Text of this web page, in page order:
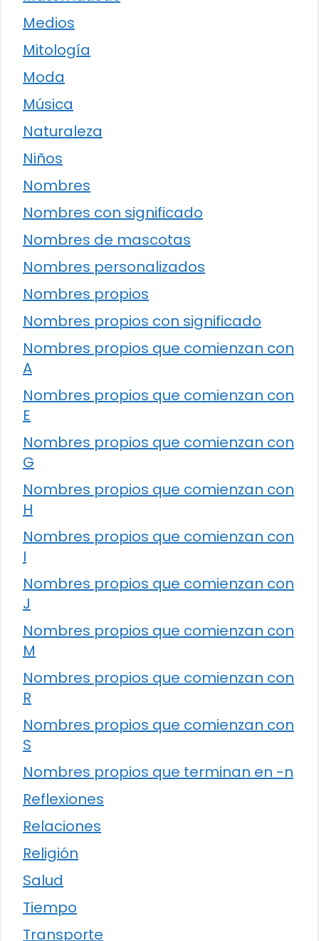
Medios
Mitología
Moda
Música
Naturaleza
Niños
Nombres
Nombres con significado
Nombres de mascotas
Nombres personalizados
Nombres propios
Nombres propios con significado
Nombres propios que comienzan con
A
Nombres propios que comienzan con
E
Nombres propios que comienzan con
G
Nombres propios que comienzan con
H
Nombres propios que comienzan con
I
Nombres propios que comienzan con
J
Nombres propios que comienzan con
M
Nombres propios que comienzan con
R
Nombres propios que comienzan con
S
Nombres propios que terminan en -n
Reflexiones
Relaciones
Religión
Salud
Tiempo
Transporte